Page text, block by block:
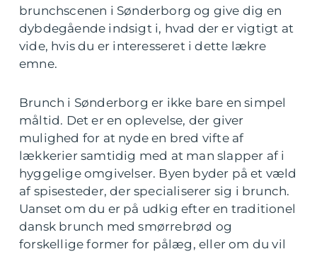
brunchscenen i Sønderborg og give dig en
dybdegående indsigt i, hvad der er vigtigt at
vide, hvis du er interesseret i dette lækre
emne.
Brunch i Sønderborg er ikke bare en simpel
måltid. Det er en oplevelse, der giver
mulighed for at nyde en bred vifte af
lækkerier samtidig med at man slapper af i
hyggelige omgivelser. Byen byder på et væld
af spisesteder, der specialiserer sig i brunch.
Uanset om du er på udkig efter en traditionel
dansk brunch med smørrebrød og
forskellige former for pålæg, eller om du vil